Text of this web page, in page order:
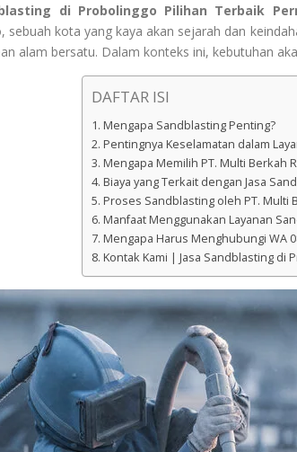
di Probolinggo Pilihan Terbaik
sebuah kota yang kaya akan sejarah dan
alam bersatu. Dalam konteks ini, kebutuhan
DAFTAR ISI
Mengapa Sandblasting Penting?
Pentingnya Keselamatan dalam
Mengapa Memilih PT. Multi Berkah
Biaya yang Terkait dengan Jasa
Proses Sandblasting oleh PT. Multi
Manfaat Menggunakan Layanan
Mengapa Harus Menghubungi WA
Kontak Kami | Jasa Sandblasting di